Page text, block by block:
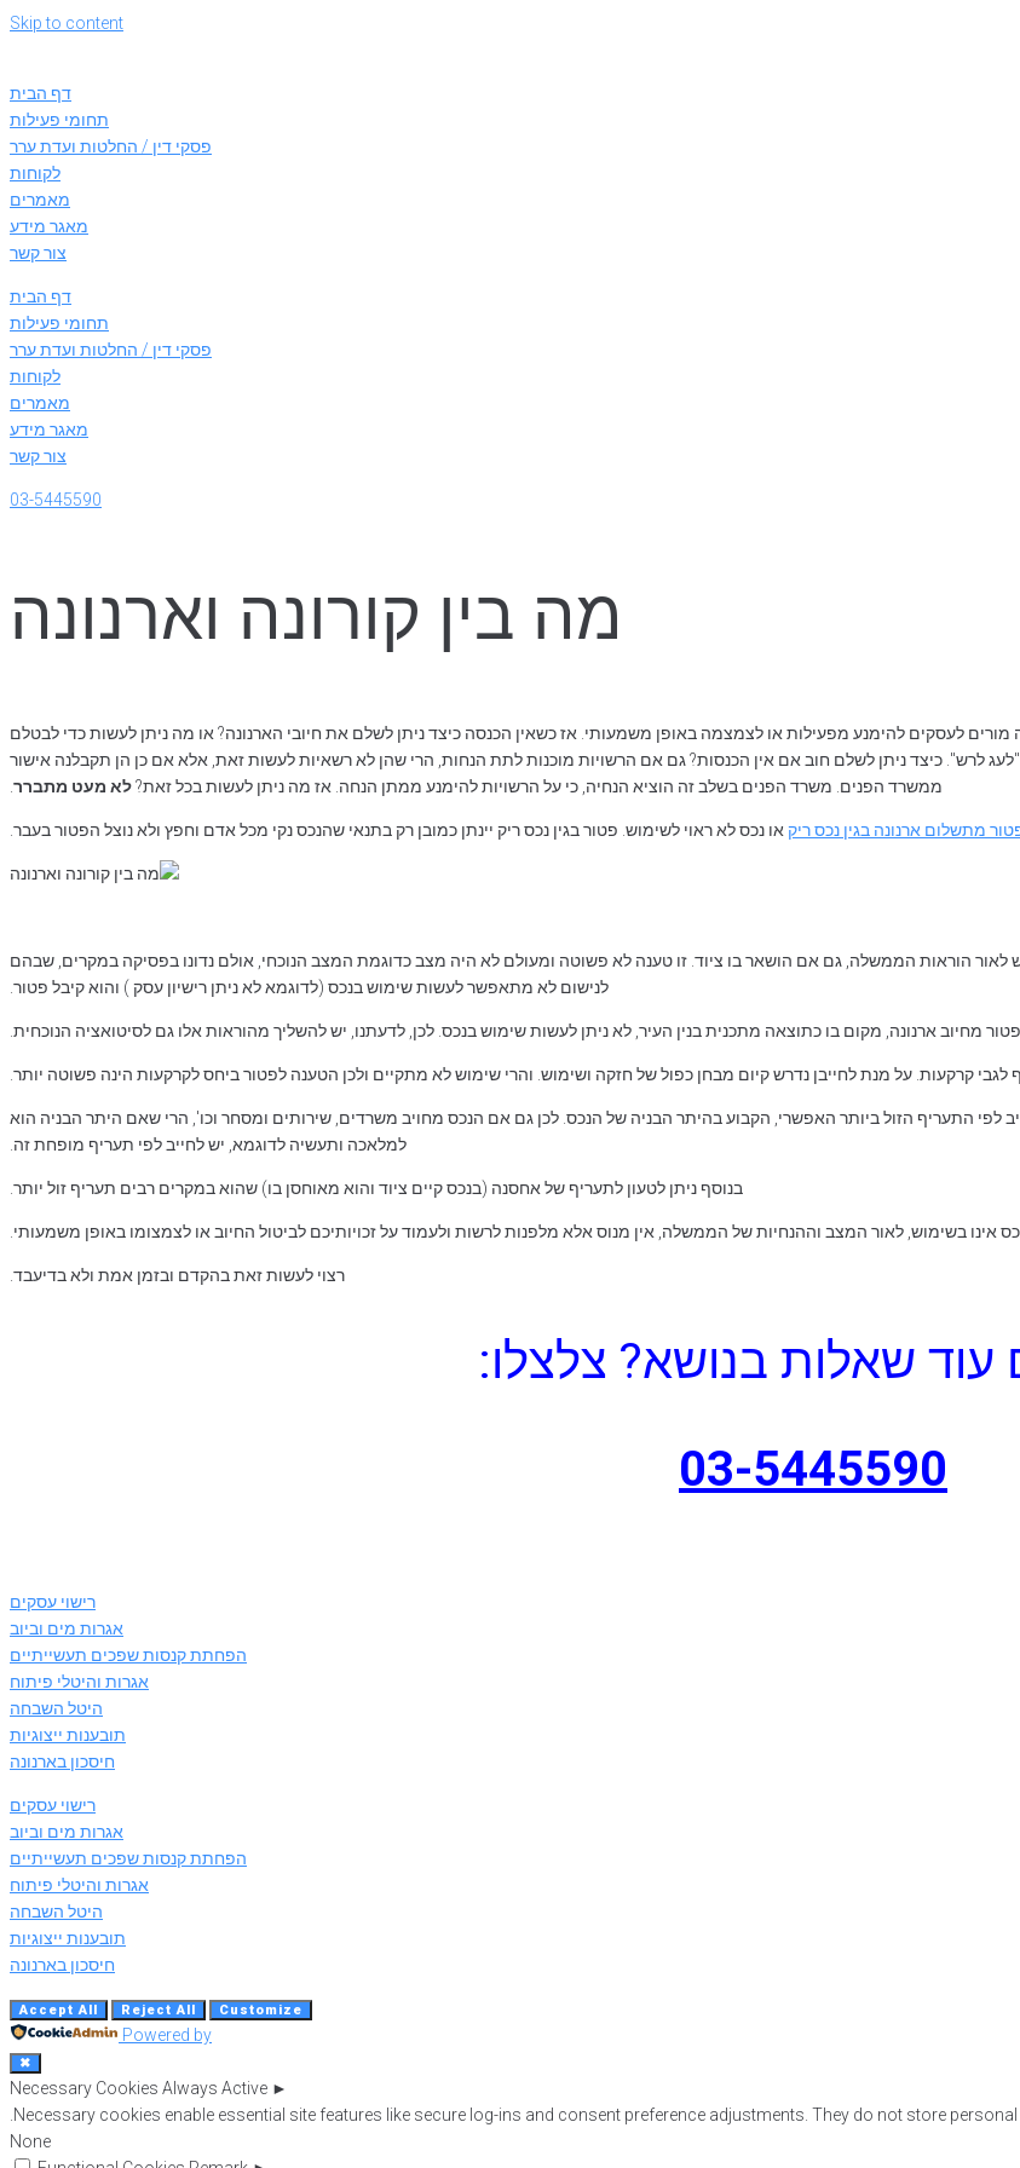
Skip to content
דף הבית
תחומי פעילות
פסקי דין / החלטות ועדת ערר
לקוחות
מאמרים
מאגר מידע
צור קשר
דף הבית
תחומי פעילות
פסקי דין / החלטות ועדת ערר
לקוחות
מאמרים
מאגר מידע
צור קשר
03-5445590
מה בין קורונה וארנונה
לעסקים להימנע מפעילות או לצמצמה באופן משמעותי. אז כשאין הכנסה כיצד ניתן לשלם את חיובי הארנונה? או מה ניתן לעשות כדי לבטלם
לרש". כיצד ניתן לשלם חוב אם אין הכנסות? גם אם הרשויות מוכנות לתת הנחות, הרי שהן לא רשאיות לעשות זאת, אלא אם כן הן תקבלנה אישור
ממשרד הפנים. משרד הפנים בשלב זה הוציא הנחיה, כי על הרשויות להימנע ממתן הנחה. אז מה ניתן לעשות בכל זאת?לא מעט מתברר
מתשלום ארנונה בגין נכס ריק או נכס לא ראוי לשימוש. פטור בגין נכס ריק יינתן כמובן רק בתנאי שהנכס נקי מכל אדם וחפץ ולא נוצל הפטור בעבר.
לאור הוראות הממשלה, גם אם הושאר בו ציוד. זו טענה לא פשוטה ומעולם לא היה מצב כדוגמת המצב הנוכחי, אולם נדונו בפסיקה במקרים, שבהם
לנישום לא מתאפשר לעשות שימוש בנכס (לדוגמא לא ניתן רישיון עסק ) והוא קיבל פטור.
מחיוב ארנונה, מקום בו כתוצאה מתכנית בנין העיר, לא ניתן לעשות שימוש בנכס. לכן, לדעתנו, יש להשליך מהוראות אלו גם לסיטואציה הנוכחית.
לגבי קרקעות. על מנת לחייבן נדרש קיום מבחן כפול של חזקה ושימוש. והרי שימוש לא מתקיים ולכן הטענה לפטור ביחס לקרקעות הינה פשוטה יותר.
התעריף הזול ביותר האפשרי, הקבוע בהיתר הבניה של הנכס. לכן גם אם הנכס מחויב משרדים, שירותים ומסחר וכו', הרי שאם היתר הבניה הוא
למלאכה ותעשיה לדוגמא, יש לחייב לפי תעריף מופחת זה.
בנוסף ניתן לטעון לתעריף של אחסנה (בנכס קיים ציוד והוא מאוחסן בו) שהוא במקרים רבים תעריף זול יותר.
אינו בשימוש, לאור המצב וההנחיות של הממשלה, אין מנוס אלא מלפנות לרשות ולעמוד על זכויותיכם לביטול החיוב או לצמצומו באופן משמעותי.
רצוי לעשות זאת בהקדם ובזמן אמת ולא בדיעבד.
עוד שאלות בנושא? צלצלו:
03-5445590
רישוי עסקים
אגרות מים וביוב
הפחתת קנסות שפכים תעשייתיים
אגרות והיטלי פיתוח
היטל השבחה
תובענות ייצוגיות
חיסכון בארנונה
רישוי עסקים
אגרות מים וביוב
הפחתת קנסות שפכים תעשייתיים
אגרות והיטלי פיתוח
היטל השבחה
תובענות ייצוגיות
חיסכון בארנונה
Customize
Reject All
Accept All
Powered by
✖
►
Necessary Cookies Always Active
Necessary cookies enable essential site features like secure log-ins and consent preference adjustments. They do not store personal
None